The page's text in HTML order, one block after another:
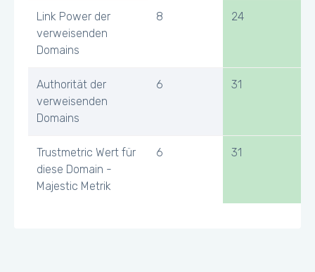
Link Power der
verweisenden
Domains
8 24
Authorität der
verweisenden
Domains
6 31
Trustmetric Wert für
diese Domain -
Majestic Metrik
6 31